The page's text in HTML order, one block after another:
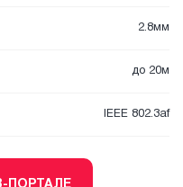
2.8мм
до 20м
IEEE 802.3af